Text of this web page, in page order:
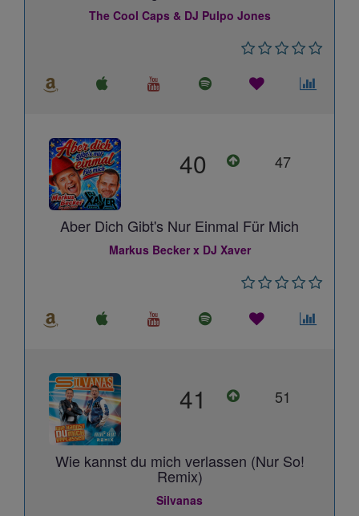
The Cool Caps & DJ Pulpo Jones
40 47
Aber Dich Gibt's Nur Einmal Für Mich
Markus Becker x DJ Xaver
41 51
Wie kannst du mich verlassen (Nur So!
Remix)
Silvanas